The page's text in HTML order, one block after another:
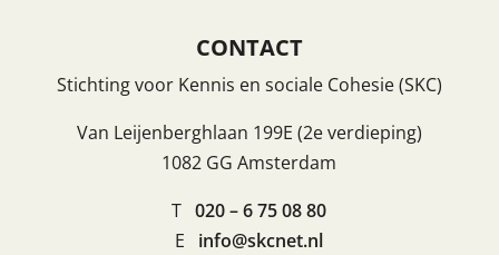
CONTACT
Stichting voor Kennis en sociale Cohesie (SKC)
Van Leijenberghlaan 199E (2e verdieping)
1082 GG Amsterdam
T020 – 6 75 08 80
E info@skcnet.nl